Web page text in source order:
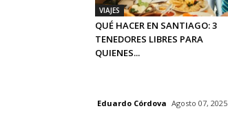
VIAJES
QUÉ HACER EN SANTIAGO: 3
TENEDORES LIBRES PARA
QUIENES...
Eduardo Córdova Agosto 07, 2025